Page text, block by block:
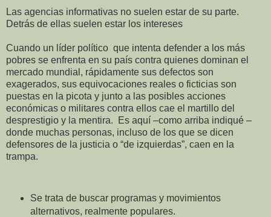
Las agencias informativas no suelen estar de su parte.
Detrás de ellas suelen estar los intereses
Cuando un líder político que intenta defender a los más
pobres se enfrenta en su país contra quienes dominan el
mercado mundial, rápidamente sus defectos son
exagerados, sus equivocaciones reales o ficticias son
puestas en la picota y junto a las posibles acciones
económicas o militares contra ellos cae el martillo del
desprestigio y la mentira. Es aquí –como arriba indiqué –
donde muchas personas, incluso de los que se dicen
defensores de la justicia o “de izquierdas”, caen en la
trampa.
Se trata de buscar programas y movimientos
alternativos, realmente populares.